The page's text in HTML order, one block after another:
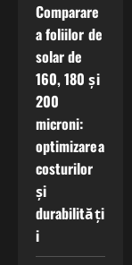
Comparare
a foliilor de
solar de
160, 180 și
200
microni:
optimizarea
costurilor
și
durabilități
i